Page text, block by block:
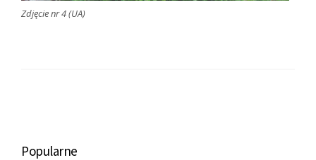
Zdjęcie nr 4 (UA)
Popularne